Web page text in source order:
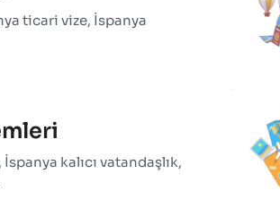
ticari vize, İspanya
kalıcı vatandaşlık,